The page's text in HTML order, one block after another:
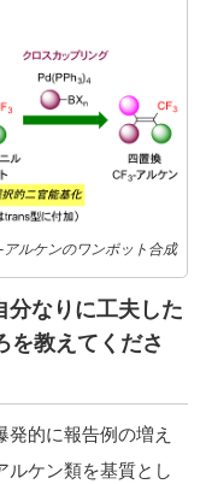
ルケンのワンポット合成
分なりに工夫した
を教えてくださ
発的に報告例の増え
ルケン類を基質とし